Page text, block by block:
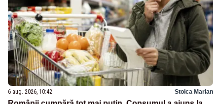
6 aug. 2026, 10:42 Stoica Marian